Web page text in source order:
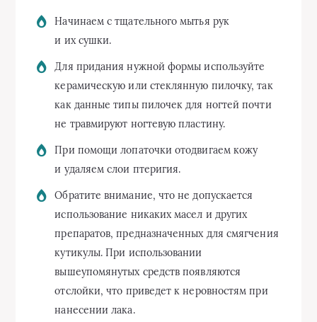
Начинаем с тщательного мытья рук
и их сушки.
Для придания нужной формы используйте
керамическую или стеклянную пилочку, так
как данные типы пилочек для ногтей почти
не травмируют ногтевую пластину.
При помощи лопаточки отодвигаем кожу
и удаляем слои птеригия.
Обратите внимание, что не допускается
использование никаких масел и других
препаратов, предназначенных для смягчения
кутикулы. При использовании
вышеупомянутых средств появляются
отслойки, что приведет к неровностям при
нанесении лака.